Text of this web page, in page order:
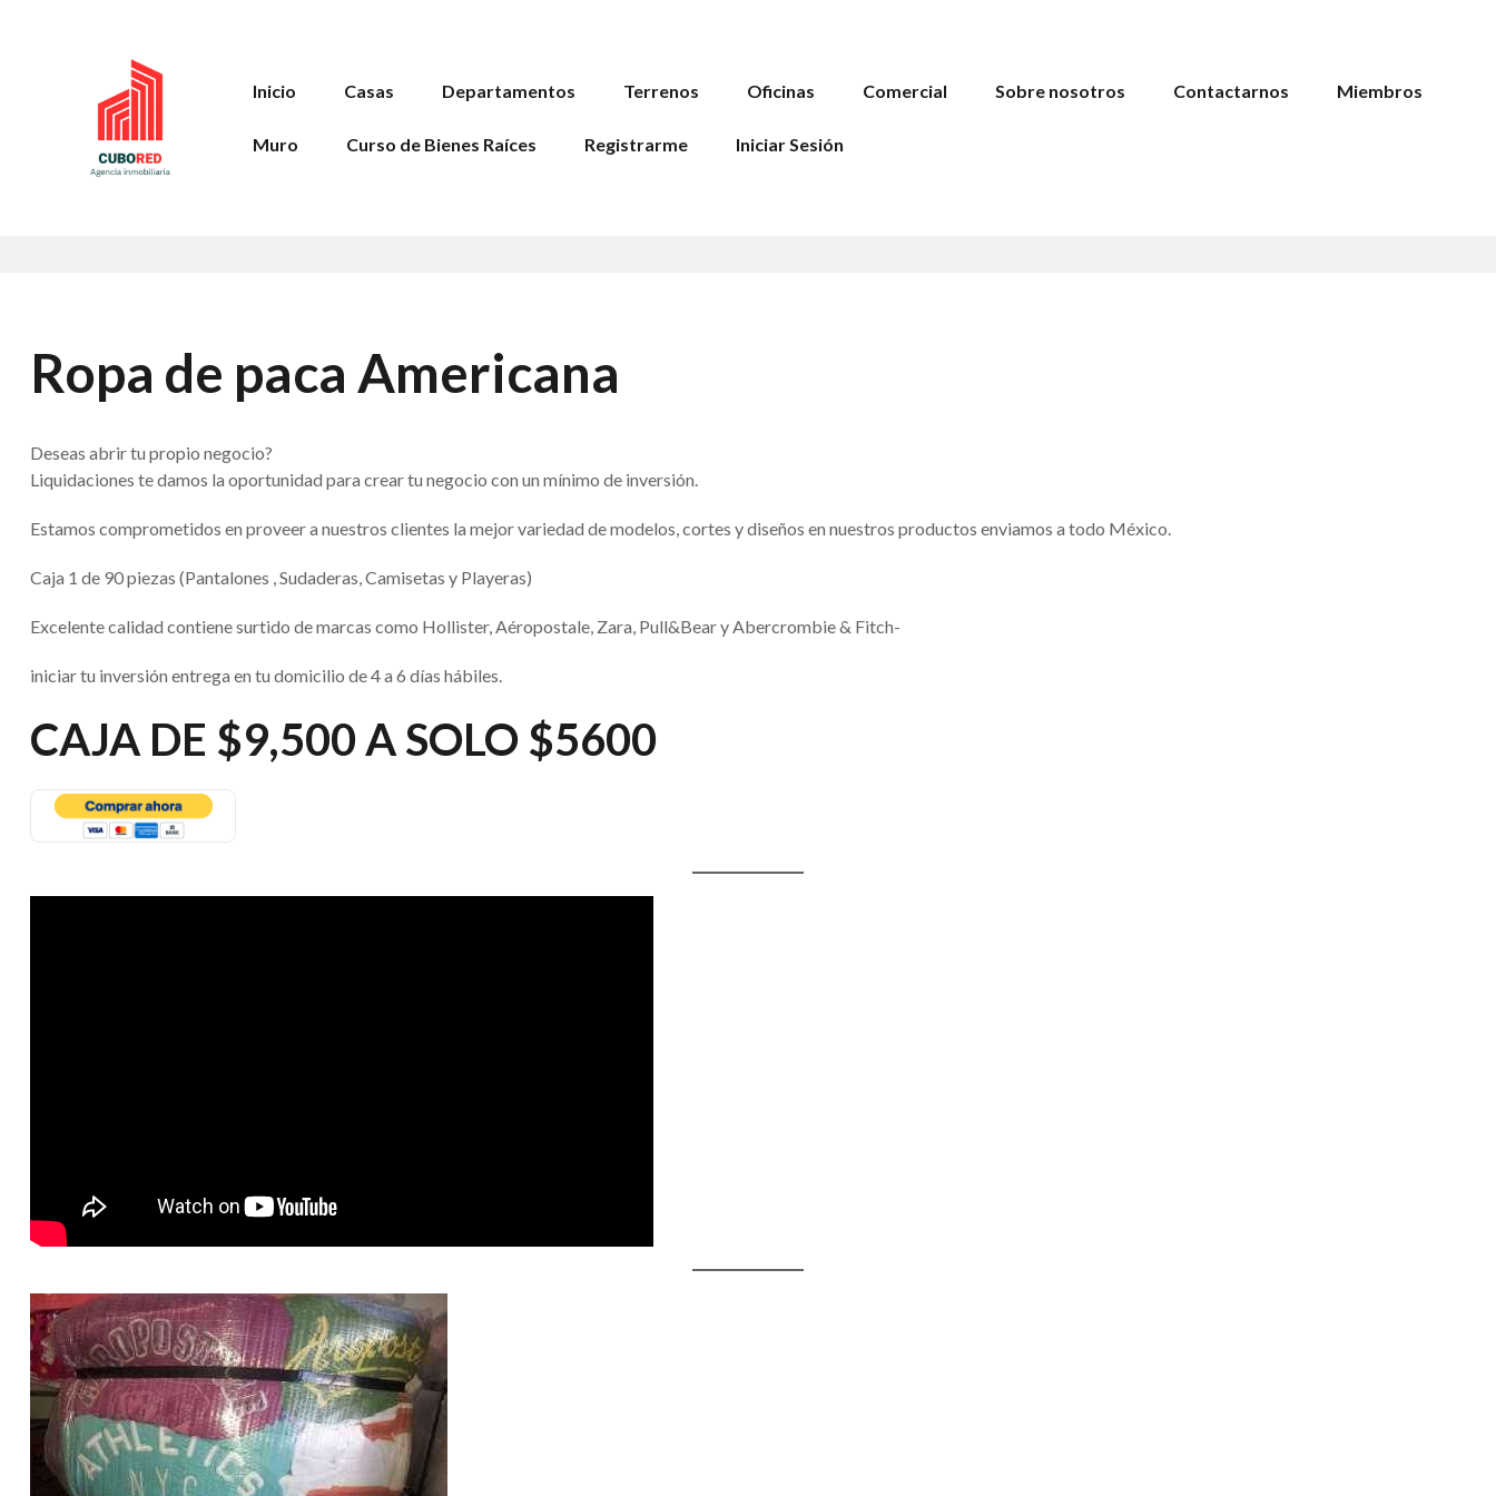
Inicio Casas Departamentos Terrenos Oficinas Comercial Sobre nosotros Contactarnos Miembros
Muro Curso de Bienes Raíces Registrarme Iniciar Sesión
Ropa de paca Americana
Deseas abrir tu propio negocio?
Liquidaciones te damos la oportunidad para crear tu negocio con un mínimo de inversión.
Estamos comprometidos en proveer a nuestros clientes la mejor variedad de modelos, cortes y diseños en nuestros productos enviamos a todo México.
Caja 1 de 90 piezas (Pantalones , Sudaderas, Camisetas y Playeras)
Excelente calidad contiene surtido de marcas como Hollister, Aéropostale, Zara, Pull&Bear y Abercrombie & Fitch-
iniciar tu inversión entrega en tu domicilio de 4 a 6 días hábiles.
CAJA DE $9,500 A SOLO $5600